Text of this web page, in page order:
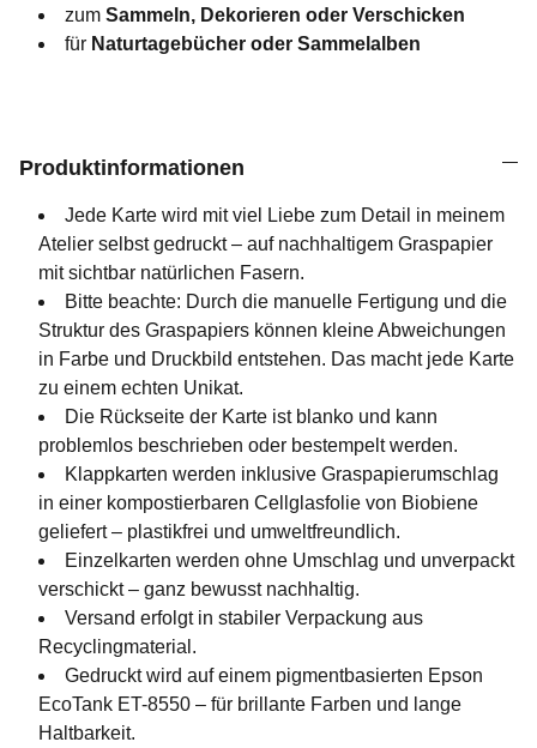
zum Sammeln, Dekorieren oder Verschicken
für Naturtagebücher oder Sammelalben
Produktinformationen
Jede Karte wird mit viel Liebe zum Detail in meinem
Atelier selbst gedruckt – auf nachhaltigem Graspapier
mit sichtbar natürlichen Fasern.
Bitte beachte: Durch die manuelle Fertigung und die
Struktur des Graspapiers können kleine Abweichungen
in Farbe und Druckbild entstehen. Das macht jede Karte
zu einem echten Unikat.
Die Rückseite der Karte ist blanko und kann
problemlos beschrieben oder bestempelt werden.
Klappkarten werden inklusive Graspapierumschlag
in einer kompostierbaren Cellglasfolie von Biobiene
geliefert – plastikfrei und umweltfreundlich.
Einzelkarten werden ohne Umschlag und unverpackt
verschickt – ganz bewusst nachhaltig.
Versand erfolgt in stabiler Verpackung aus
Recyclingmaterial.
Gedruckt wird auf einem pigmentbasierten Epson
EcoTank ET-8550 – für brillante Farben und lange
Haltbarkeit.